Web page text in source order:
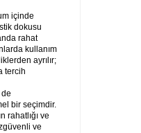
içinde
dokusu
rahat
kullanım
ayrılır;
tercih
bir seçimdir.
rahatlığı ve
ve